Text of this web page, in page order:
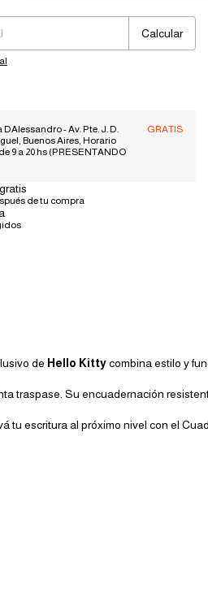
Calcular
- Av. Pte. J. D.
Buenos Aires, Horario
9 a 20 hs (PRESENTANDO
GRATIS
de tu compra
de Hello Kittycombina estilo y
traspase. Su encuadernación
tu escritura al próximo nivel con el